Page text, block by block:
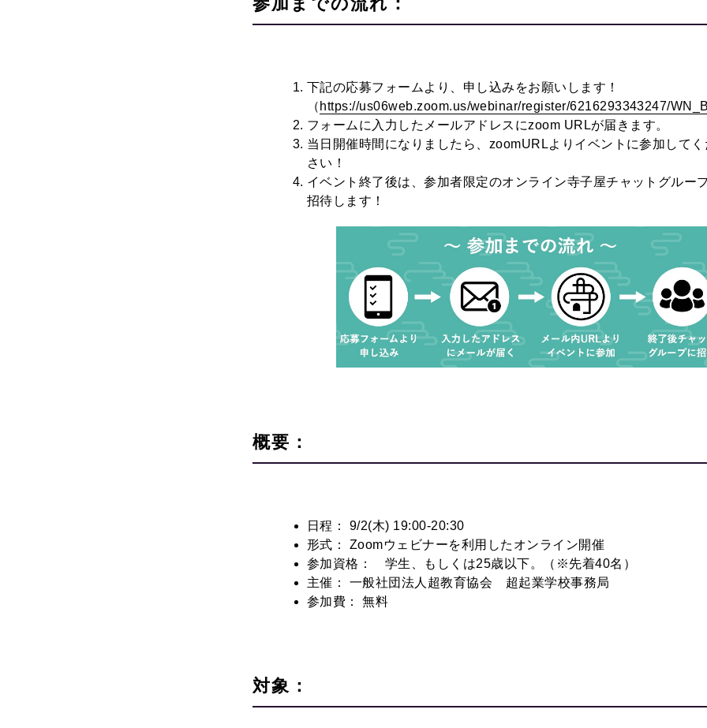
下記の応募フォームより、申し込みをお願いします！
（ https://us06web.zoom.us/webinar/register/6216293343247/
フォームに入力したメールアドレスにzoom URLが届きます。
当日開催時間になりましたら、 zoomURLよりイベントに参加してく
さい！
イベント終了後は、参加者限定のオンライン寺子屋チャットグルー
招待します！
概要：
日程： 9/2(木) 19:00-20:30
形式：
Zoomウェビナーを利用したオンライン開催
参加資格： 学生、もしくは25歳以下。（※先着40名）
主催：
一般社団法人超教育協会 超起業学校事務局
参加費：
無料
対象：